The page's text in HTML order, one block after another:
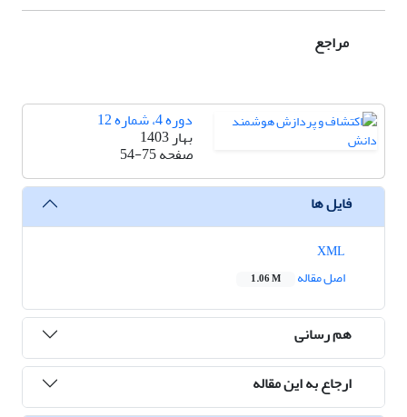
مراجع
دوره 4، شماره 12
بهار 1403
صفحه54-75
فایل ها
اصل مقاله
1.06 M
هم رسانی
ارجاع به این مقاله